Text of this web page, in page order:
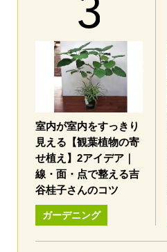
室内が室内をすっきり
見える【観葉植物の寄
せ植え】2アイデア｜
線・面・点で整える吉
谷桂子さんのコツ
ガーデニング